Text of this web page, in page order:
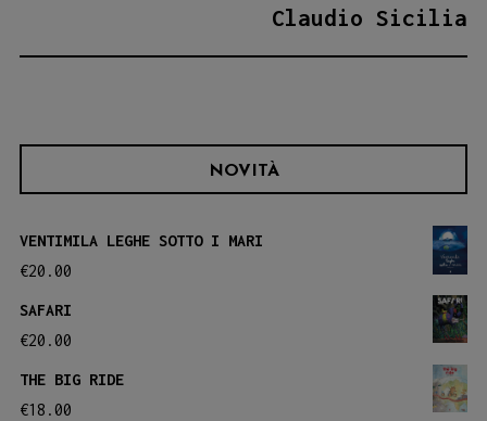
Claudio Sicilia
NOVITÀ
VENTIMILA LEGHE SOTTO I MARI
€20.00
SAFARI
€20.00
THE BIG RIDE
€18.00